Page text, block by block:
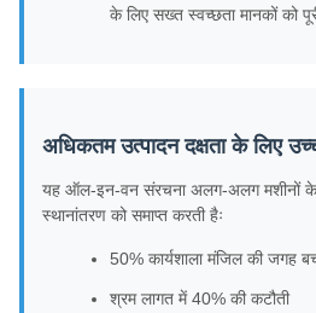
के लिए सख्त स्वच्छता मानकों को
अधिकतम उत्पादन दक्षता के लिए
यह ऑल-इन-वन संरचना अलग-अलग मशीनों के
स्थानांतरण को समाप्त करती हैः
50% कार्यशाला मंजिल की जगह
श्रम लागत में 40% की कटौती